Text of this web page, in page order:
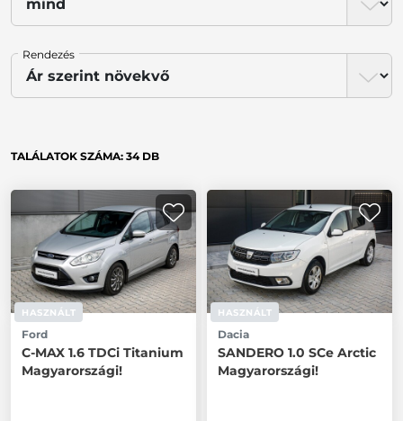
Rendezés
TALÁLATOK SZÁMA: 34DB
HASZNÁLT
Ford
C-MAX 1.6 TDCi Titanium
Magyarországi!
HASZNÁLT
Dacia
SANDERO 1.0 SCe Arctic
Magyarországi!